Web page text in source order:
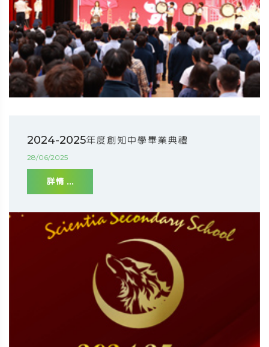
2024-2025年度創知中學畢業典禮
28/06/2025
詳情 ...